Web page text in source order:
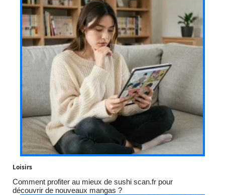
Loisirs
Comment profiter au mieux de sushi scan.fr pour
découvrir de nouveaux mangas ?